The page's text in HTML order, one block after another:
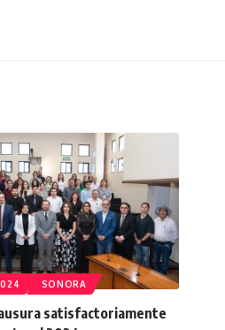
SONORA
satisfactoriamente